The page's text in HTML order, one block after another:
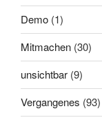
Demo (1)
Mitmachen (30)
unsichtbar (9)
Vergangenes (93)